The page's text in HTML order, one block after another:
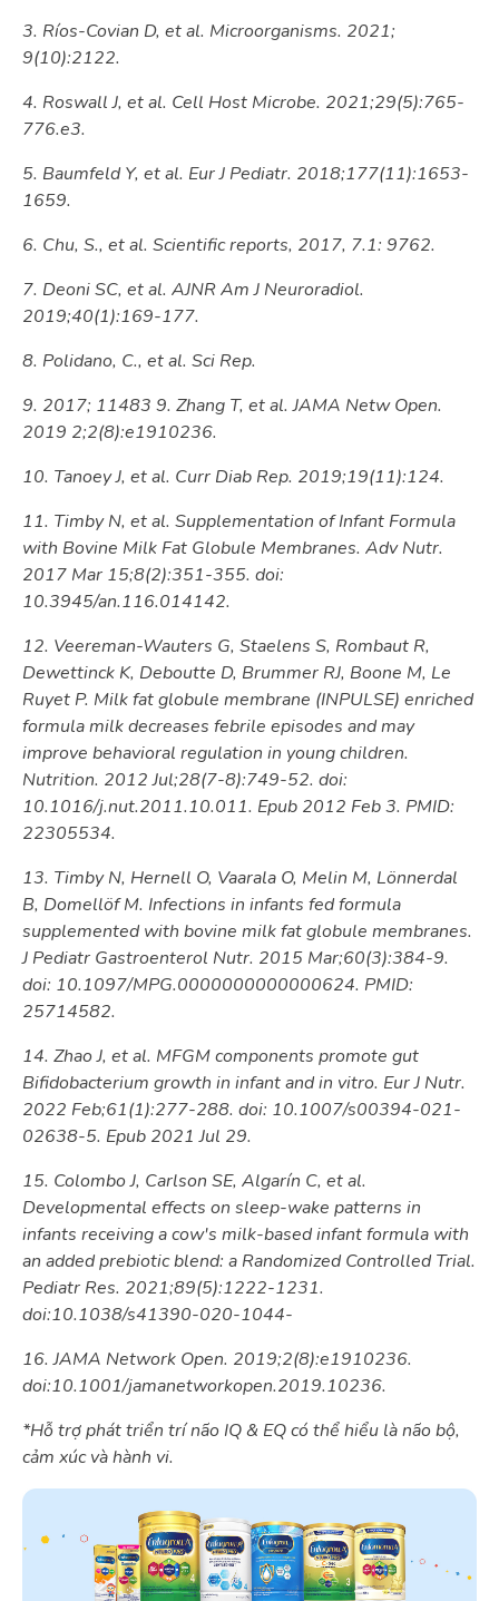
3. Ríos-Covian D, et al. Microorganisms. 2021;
9(10):2122.
4. Roswall J, et al. Cell Host Microbe. 2021;29(5):765-
776.e3.
5. Baumfeld Y, et al. Eur J Pediatr. 2018;177(11):1653-
1659.
6. Chu, S., et al. Scientific reports, 2017, 7.1: 9762.
7. Deoni SC, et al. AJNR Am J Neuroradiol.
2019;40(1):169-177.
8. Polidano, C., et al. Sci Rep.
9. 2017; 11483 9. Zhang T, et al. JAMA Netw Open.
2019 2;2(8):e1910236.
10. Tanoey J, et al. Curr Diab Rep. 2019;19(11):124.
11. Timby N, et al. Supplementation of Infant Formula
with Bovine Milk Fat Globule Membranes. Adv Nutr.
2017 Mar 15;8(2):351-355. doi:
10.3945/an.116.014142.
12. Veereman-Wauters G, Staelens S, Rombaut R,
Dewettinck K, Deboutte D, Brummer RJ, Boone M, Le
Ruyet P. Milk fat globule membrane (INPULSE) enriched
formula milk decreases febrile episodes and may
improve behavioral regulation in young children.
Nutrition. 2012 Jul;28(7-8):749-52. doi:
10.1016/j.nut.2011.10.011. Epub 2012 Feb 3. PMID:
22305534.
13. Timby N, Hernell O, Vaarala O, Melin M, Lönnerdal
B, Domellöf M. Infections in infants fed formula
supplemented with bovine milk fat globule membranes.
J Pediatr Gastroenterol Nutr. 2015 Mar;60(3):384-9.
doi: 10.1097/MPG.0000000000000624. PMID:
25714582.
14. Zhao J, et al. MFGM components promote gut
Bifidobacterium growth in infant and in vitro. Eur J Nutr.
2022 Feb;61(1):277-288. doi: 10.1007/s00394-021-
02638-5. Epub 2021 Jul 29.
15. Colombo J, Carlson SE, Algarín C, et al.
Developmental effects on sleep-wake patterns in
infants receiving a cow's milk-based infant formula with
an added prebiotic blend: a Randomized Controlled Trial.
Pediatr Res. 2021;89(5):1222-1231.
doi:10.1038/s41390-020-1044-
16. JAMA Network Open. 2019;2(8):e1910236.
doi:10.1001/jamanetworkopen.2019.10236.
*Hỗ trợ phát triển trí não IQ & EQ có thể hiểu là não bộ,
cảm xúc và hành vi.